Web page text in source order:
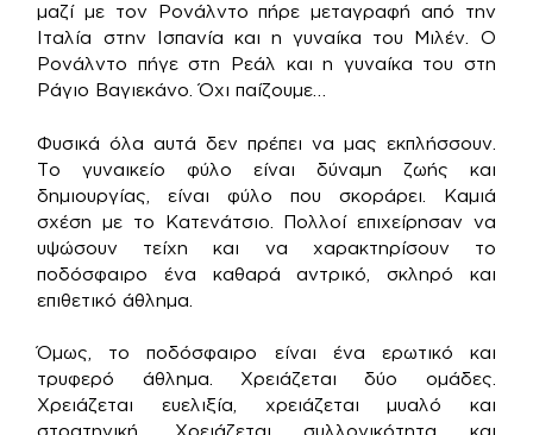
μαζί με τον Ρονάλντο πήρε μεταγραφή από την
Ιταλία στην Ισπανία και η γυναίκα του Μιλέν. Ο
Ρονάλντο πήγε στη Ρεάλ και η γυναίκα του στη
Ράγιο Βαγιεκάνο. Όχι παίζουμε…
Φυσικά όλα αυτά δεν πρέπει να μας εκπλήσσουν.
Το γυναικείο φύλο είναι δύναμη ζωής και
δημιουργίας, είναι φύλο που σκοράρει. Καμιά
σχέση με το Κατενάτσιο. Πολλοί επιχείρησαν να
υψώσουν τείχη και να χαρακτηρίσουν το
ποδόσφαιρο ένα καθαρά αντρικό, σκληρό και
επιθετικό άθλημα.
Όμως, το ποδόσφαιρο είναι ένα ερωτικό και
τρυφερό άθλημα. Χρειάζεται δύο ομάδες.
Χρειάζεται ευελιξία, χρειάζεται μυαλό και
στρατηγική. Χρειάζεται συλλογικότητα και